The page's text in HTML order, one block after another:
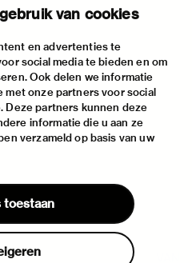
van cookies
en advertenties te
social media te bieden en om
Ook delen we informatie
met onze partners voor social
Deze partners kunnen deze
informatie die u aan ze
verzameld op basis van uw
toestaan